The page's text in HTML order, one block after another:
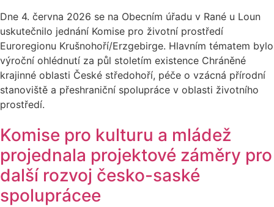
Dne 4. června 2026 se na Obecním úřadu v Rané u Loun
uskutečnilo jednání Komise pro životní prostředí
Euroregionu Krušnohoří/Erzgebirge. Hlavním tématem bylo
výroční ohlédnutí za půl stoletím existence Chráněné
krajinné oblasti České středohoří, péče o vzácná přírodní
stanoviště a přeshraniční spolupráce v oblasti životního
prostředí.
Komise pro kulturu a mládež
projednala projektové záměry pro
další rozvoj česko-saské
spoluprácee